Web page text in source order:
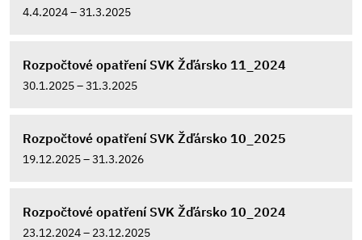
4.4.2024 – 31.3.2025
Rozpočtové opatření SVK Žďársko 11_2024
30.1.2025 – 31.3.2025
Rozpočtové opatření SVK Žďársko 10_2025
19.12.2025 – 31.3.2026
Rozpočtové opatření SVK Žďársko 10_2024
23.12.2024 – 23.12.2025